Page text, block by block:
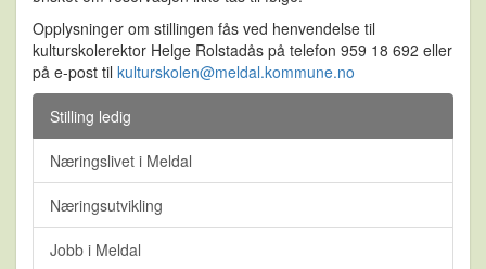
Opplysninger om stillingen fås ved henvendelse til
kulturskolerektor Helge Rolstadås på telefon 959 18 692 eller
på e-post til kulturskolen@meldal.kommune.no
Stilling ledig
Næringslivet i Meldal
Næringsutvikling
Jobb i Meldal